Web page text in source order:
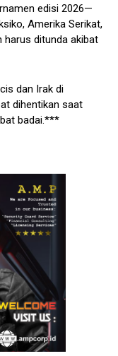
edisi 2026—
Amerika Serikat,
harus ditunda akibat
dan Irak di
dihentikan saat
badai.***